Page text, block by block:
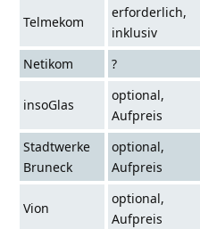
Telmekom
erforderlich,
inklusiv
Netikom ?
insoGlas
optional,
Aufpreis
Stadtwerke
Bruneck
optional,
Aufpreis
Vion
optional,
Aufpreis